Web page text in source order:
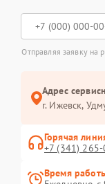
Отправляя заявку на
Адрес
г. Ижевск,
Горячая
+7 (341)
Время